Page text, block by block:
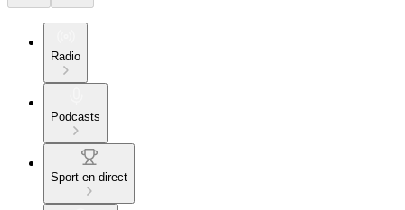
Radio
Podcasts
Sport en direct